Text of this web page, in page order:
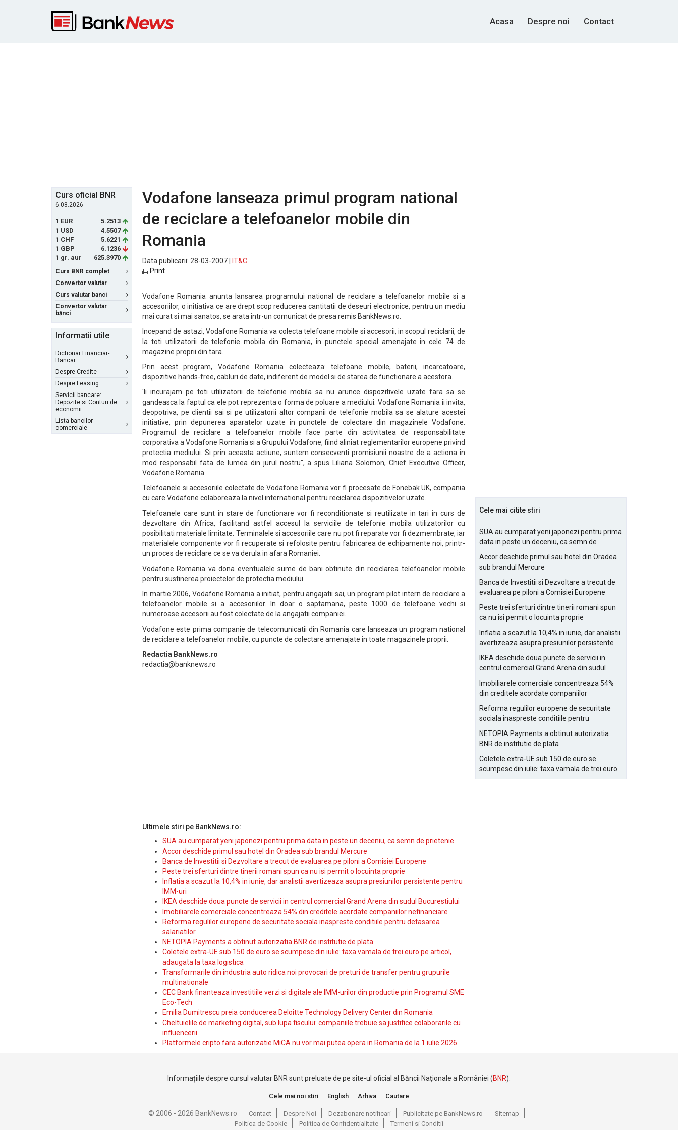
Acasa Despre noi Contact
Curs oficial BNR
6.08.2026
1 EUR
5.2513
1 USD
4.5507
1 CHF
5.6221
1 GBP
6.1236
1 gr. aur
625.3970
Curs BNR complet
Convertor valutar
Curs valutar banci
Convertor valutar
bănci
Informatii utile
Dictionar Financiar-
Bancar
Despre Credite
Despre Leasing
Servicii bancare:
Depozite si Conturi de
economii
Lista bancilor
comerciale
Vodafone lanseaza primul program national
de reciclare a telefoanelor mobile din
Romania
Data publicarii: 28-03-2007 |
IT&C
Print
Vodafone Romania anunta lansarea programului national de reciclare a telefoanelor mobile si a
accesoriilor, o initiativa ce are drept scop reducerea cantitatii de deseuri electronice, pentru un mediu
mai curat si mai sanatos, se arata intr-un comunicat de presa remis BankNews.ro.
Incepand de astazi, Vodafone Romania va colecta telefoane mobile si accesorii, in scopul reciclarii, de
la toti utilizatorii de telefonie mobila din Romania, in punctele special amenajate in cele 74 de
magazine proprii din tara.
Prin acest program, Vodafone Romania colecteaza: telefoane mobile, baterii, incarcatoare,
dispozitive hands-free, cabluri de date, indiferent de model si de starea de functionare a acestora.
'Ii incurajam pe toti utilizatorii de telefonie mobila sa nu arunce dispozitivele uzate fara sa se
gandeasca la faptul ca ele pot reprezenta o forma de poluare a mediului. Vodafone Romania ii invita,
deopotriva, pe clientii sai si pe utilizatorii altor companii de telefonie mobila sa se alature acestei
initiative, prin depunerea aparatelor uzate in punctele de colectare din magazinele Vodafone.
Programul de reciclare a telefoanelor mobile face parte din activitatea de responsabilitate
corporativa a Vodafone Romania si a Grupului Vodafone, fiind aliniat reglementarilor europene privind
protectia mediului. Si prin aceasta actiune, suntem consecventi promisiunii noastre de a actiona in
mod responsabil fata de lumea din jurul nostru", a spus Liliana Solomon, Chief Executive Officer,
Vodafone Romania.
Telefoanele si accesoriile colectate de Vodafone Romania vor fi procesate de Fonebak UK, compania
cu care Vodafone colaboreaza la nivel international pentru reciclarea dispozitivelor uzate.
Telefoanele care sunt in stare de functionare vor fi reconditionate si reutilizate in tari in curs de
dezvoltare din Africa, facilitand astfel accesul la serviciile de telefonie mobila utilizatorilor cu
posibilitati materiale limitate. Terminalele si accesoriile care nu pot fi reparate vor fi dezmembrate, iar
materialele componente vor fi recuperate si refolosite pentru fabricarea de echipamente noi, printr-
un proces de reciclare ce se va derula in afara Romaniei.
Vodafone Romania va dona eventualele sume de bani obtinute din reciclarea telefoanelor mobile
pentru sustinerea proiectelor de protectia mediului.
In martie 2006, Vodafone Romania a initiat, pentru angajatii sai, un program pilot intern de reciclare a
telefoanelor mobile si a accesoriilor. In doar o saptamana, peste 1000 de telefoane vechi si
numeroase accesorii au fost colectate de la angajatii companiei.
Vodafone este prima companie de telecomunicatii din Romania care lanseaza un program national
de reciclare a telefoanelor mobile, cu puncte de colectare amenajate in toate magazinele proprii.
Redactia BankNews.ro
redactia@banknews.ro
Ultimele stiri pe BankNews.ro:
SUA au cumparat yeni japonezi pentru prima data in peste un deceniu, ca semn de prietenie
Accor deschide primul sau hotel din Oradea sub brandul Mercure
Banca de Investitii si Dezvoltare a trecut de evaluarea pe piloni a Comisiei Europene
Peste trei sferturi dintre tinerii romani spun ca nu isi permit o locuinta proprie
Inflatia a scazut la 10,4% in iunie, dar analistii avertizeaza asupra presiunilor persistente pentru
IMM-uri
IKEA deschide doua puncte de servicii in centrul comercial Grand Arena din sudul Bucurestiului
Imobiliarele comerciale concentreaza 54% din creditele acordate companiilor nefinanciare
Reforma regulilor europene de securitate sociala inaspreste conditiile pentru detasarea
salariatilor
NETOPIA Payments a obtinut autorizatia BNR de institutie de plata
Coletele extra-UE sub 150 de euro se scumpesc din iulie: taxa vamala de trei euro pe articol,
adaugata la taxa logistica
Transformarile din industria auto ridica noi provocari de preturi de transfer pentru grupurile
multinationale
CEC Bank finanteaza investitiile verzi si digitale ale IMM-urilor din productie prin Programul SME
Eco-Tech
Emilia Dumitrescu preia conducerea Deloitte Technology Delivery Center din Romania
Cheltuielile de marketing digital, sub lupa fiscului: companiile trebuie sa justifice colaborarile cu
influencerii
Platformele cripto fara autorizatie MiCA nu vor mai putea opera in Romania de la 1 iulie 2026
Cele mai citite stiri
SUA au cumparat yeni japonezi pentru prima
data in peste un deceniu, ca semn de
Accor deschide primul sau hotel din Oradea
sub brandul Mercure
Banca de Investitii si Dezvoltare a trecut de
evaluarea pe piloni a Comisiei Europene
Peste trei sferturi dintre tinerii romani spun
ca nu isi permit o locuinta proprie
Inflatia a scazut la 10,4% in iunie, dar analistii
avertizeaza asupra presiunilor persistente
IKEA deschide doua puncte de servicii in
centrul comercial Grand Arena din sudul
Imobiliarele comerciale concentreaza 54%
din creditele acordate companiilor
Reforma regulilor europene de securitate
sociala inaspreste conditiile pentru
NETOPIA Payments a obtinut autorizatia
BNR de institutie de plata
Coletele extra-UE sub 150 de euro se
scumpesc din iulie: taxa vamala de trei euro
pe articol, adaugata la taxa logistica
Informațiile despre cursul valutar BNR sunt preluate de pe site-ul oficial al Băncii Naționale a României (BNR).
Cele mai noi stiri English Arhiva Cautare
© 2006 - 2026 BankNews.ro Contact Despre Noi Dezabonare notificari Publicitate pe BankNews.ro
Sitemap
Politica de Cookie
Politica de Confidentialitate Termeni si Conditii